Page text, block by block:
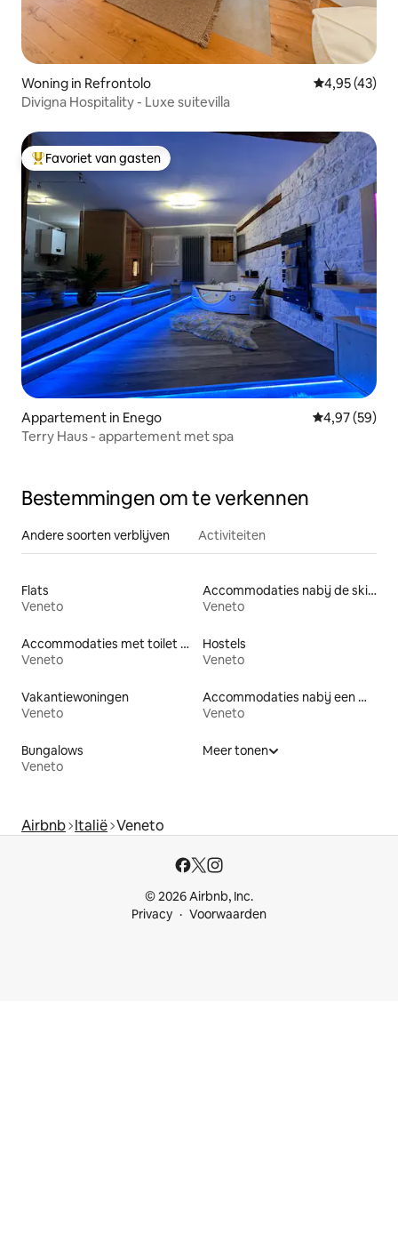
Woning in Refrontolo Gemiddelde
4,95 (43)
Divigna Hospitality - Luxe suitevilla
Topfavoriet van gasten
Favoriet van gasten
Appartement in Enego Gemiddelde
4,97 (59)
Terry Haus - appartement met spa
Bestemmingen om te verkennen
Andere soorten verblijven Activiteiten
Flats
Veneto
Accommodaties nabij de skipiste
Veneto
Accommodaties met toilet op toegankelijke hoogte
Veneto
Hostels
Veneto
Vakantiewoningen
Veneto
Accommodaties nabij een meer
Veneto
Bungalows
Veneto
Meer tonen
Airbnb Italië Veneto
© 2026 Airbnb, Inc.
Privacy
Voorwaarden